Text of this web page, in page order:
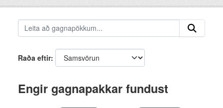
Raða eftir
Engir gagnapakkar fundust